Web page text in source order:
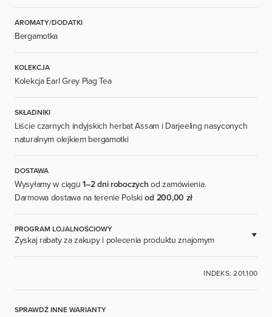
AROMATY/DODATKI
Bergamotka
KOLEKCJA
Kolekcja Earl Grey Piag Tea
SKŁADNIKI
Liście czarnych indyjskich herbat Assam i Darjeeling nasyconych
naturalnym olejkiem bergamotki
DOSTAWA
Wysyłamy w ciągu1–2 dni roboczych od zamówienia.
Darmowa dostawa na terenie Polskiod 200,00 zł
PROGRAM LOJALNOŚCIOWY
Zyskaj rabaty za zakupy i polecenia produktu znajomym
ZALOGUJ SIĘ
INDEKS: 201.100
SPRAWDŹ INNE WARIANTY